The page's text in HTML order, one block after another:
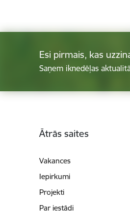
Esi pirmais, kas
Saņem iknedēļas
Ātrās saites
Vakances
Iepirkumi
Projekti
Par iestādi